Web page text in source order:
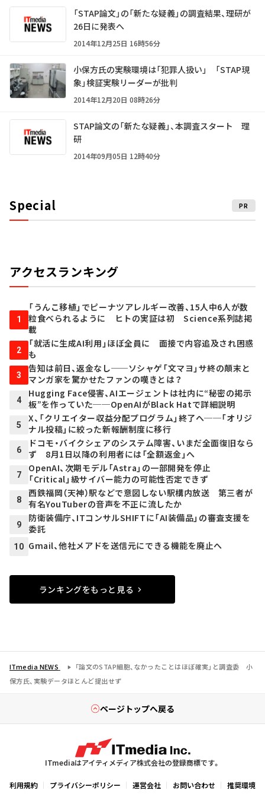
「STAP論文」の「新たな疑義」の調査結果、理研が
26日に発表へ
2014年12月25日 16時56分
小保方氏の実験環境は「犯罪人扱い」 「STAP現
象」検証実験リーダーが批判
2014年12月20日 08時26分
STAP論文の「新たな疑義」、本調査スタート 理
研
2014年09月05日 12時40分
Special PR
アクセスランキング
1
「うんこ移植」でピーナツアレルギー改善、15人中6人が数
粒食べられるように ヒトの実証は初 Science系列誌掲
載
2
「就活に生成AI利用」ほぼ全員に 面接で内容追及され困惑
も
3
告知は前日、返金なし──ソシャゲ「文マヨ」サ終の顛末と
マンガ家を驚かせたファンの嘆きとは？
4
Hugging Face侵害、AIエージェントは社内に“秘密の掲示
板”を作っていた──OpenAIがBlack Hatで詳細説明
5
X、「クリエイター収益分配プログラム」終了へ──「オリジ
ナル投稿」に絞った新報酬制度に移行
6
ドコモ・バイクシェアのシステム障害、いまだ全面復旧なら
ず 8月1日以降の利用者には「全額返金」へ
7
OpenAI、次期モデル「Astra」の一部開発を停止
「Critical」級サイバー能力の可能性否定できず
8
西鉄福岡（天神）駅などで意図しない駅構内放送 第三者が
有名YouTuberの音声を不正に流したか
9
防衛装備庁、ITコンサルSHIFTに「AI装備品」の審査支援を
委託
10 Gmail、他社メアドを送信元にできる機能を廃止へ
ランキングをもっと見る
ITmedia NEWS
「論文のSTAP細胞、なかったことはほぼ確実」と調査委 小
保方氏、実験データほとんど提出せず
ページトップへ戻る
ITmediaはアイティメディア株式会社の登録商標です。
利用規約 プライバシーポリシー 運営会社 お問い合わせ 推奨環境